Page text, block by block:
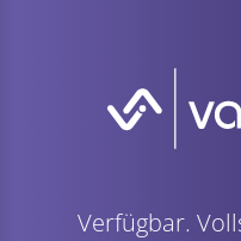
Verfügbar.